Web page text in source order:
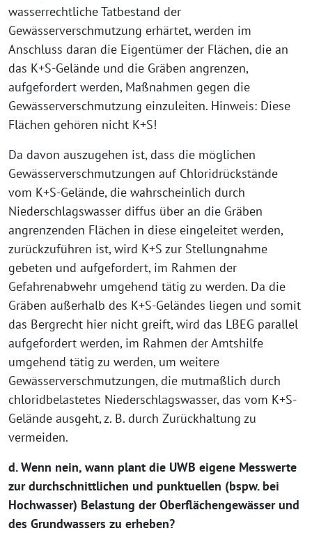
wasserrechtliche Tatbestand der
Gewässerverschmutzung erhärtet, werden im
Anschluss daran die Eigentümer der Flächen, die an
das K+S-Gelände und die Gräben angrenzen,
aufgefordert werden, Maßnahmen gegen die
Gewässerverschmutzung einzuleiten. Hinweis: Diese
Flächen gehören nicht K+S!
Da davon auszugehen ist, dass die möglichen
Gewässerverschmutzungen auf Chloridrückstände
vom K+S-Gelände, die wahrscheinlich durch
Niederschlagswasser diffus über an die Gräben
angrenzenden Flächen in diese eingeleitet werden,
zurückzuführen ist, wird K+S zur Stellungnahme
gebeten und aufgefordert, im Rahmen der
Gefahrenabwehr umgehend tätig zu werden. Da die
Gräben außerhalb des K+S-Geländes liegen und somit
das Bergrecht hier nicht greift, wird das LBEG parallel
aufgefordert werden, im Rahmen der Amtshilfe
umgehend tätig zu werden, um weitere
Gewässerverschmutzungen, die mutmaßlich durch
chloridbelastetes Niederschlagswasser, das vom K+S-
Gelände ausgeht, z. B. durch Zurückhaltung zu
vermeiden.
d. Wenn nein, wann plant die UWB eigene Messwerte
zur durchschnittlichen und punktuellen (bspw. bei
Hochwasser) Belastung der Oberflächengewässer und
des Grundwassers zu erheben?